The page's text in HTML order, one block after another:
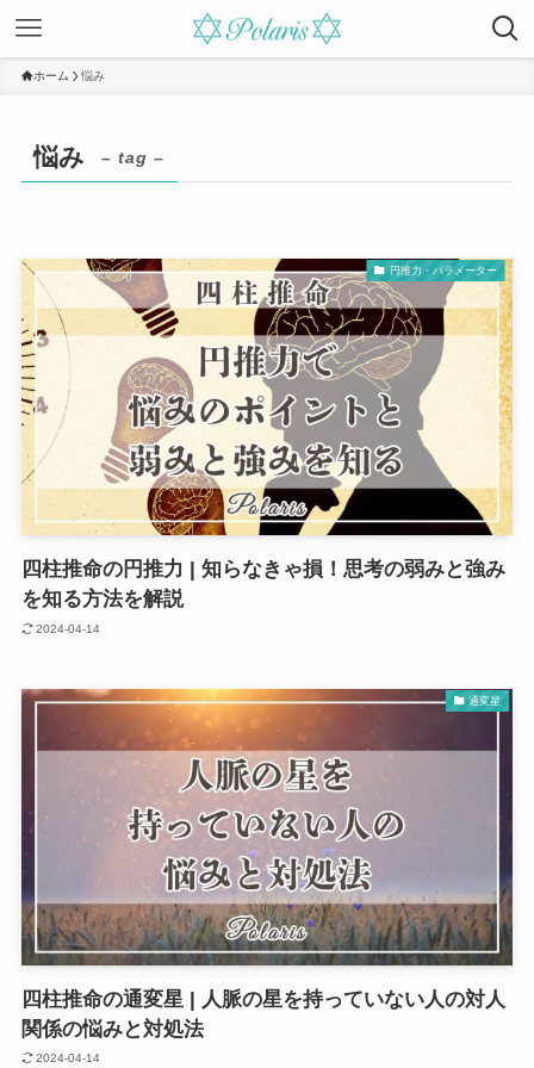
ホーム 悩み
悩み – tag –
円推力・パラメーター
四柱推命の円推力 | 知らなきゃ損！思考の弱みと強み
を知る方法を解説
2024-04-14
通変星
四柱推命の通変星 | 人脈の星を持っていない人の対人
関係の悩みと対処法
2024-04-14